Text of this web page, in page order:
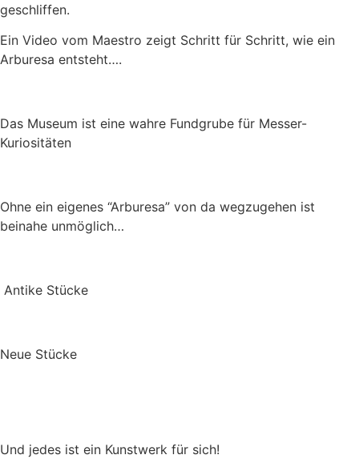
geschliffen.
Ein Video vom Maestro zeigt Schritt für Schritt, wie ein
Arburesa entsteht….
Das Museum ist eine wahre Fundgrube für Messer-
Kuriositäten
Ohne ein eigenes “Arburesa” von da wegzugehen ist
beinahe unmöglich…
Antike Stücke
Neue Stücke
Und jedes ist ein Kunstwerk für sich!